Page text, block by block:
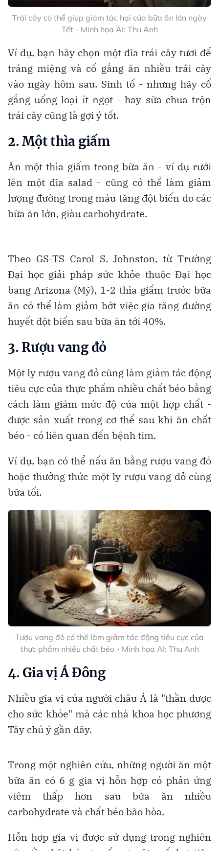
Trái cây có thể giúp giảm tác hại của bữa ăn lớn ngày
Tết - Minh họa AI: Thu Anh
Ví dụ, bạn hãy chọn một đĩa trái cây tươi để
tráng miệng và cố gắng ăn nhiều trái cây
vào ngày hôm sau. Sinh tố - nhưng hãy cố
gắng uống loại ít ngọt - hay sữa chua trộn
trái cây cũng là gợi ý tốt.
2. Một thìa giấm
Ăn một thìa giấm trong bữa ăn - ví dụ rưới
lên một đĩa salad - cũng có thể làm giảm
lượng đường trong máu tăng đột biến do các
bữa ăn lớn, giàu carbohydrate.
Theo GS-TS Carol S. Johnston, từ Trường
Đại học giải pháp sức khỏe thuộc Đại học
bang Arizona (Mỹ), 1-2 thìa giấm trước bữa
ăn có thể làm giảm bớt việc gia tăng đường
huyết đột biến sau bữa ăn tới 40%.
3. Rượu vang đỏ
Một ly rượu vang đỏ cũng làm giảm tác động
tiêu cực của thực phẩm nhiều chất béo bằng
cách làm giảm mức độ của một hợp chất -
được sản xuất trong cơ thể sau khi ăn chất
béo - có liên quan đến bệnh tim.
Ví dụ, bạn có thể nấu ăn bằng rượu vang đỏ
hoặc thưởng thức một ly rượu vang đỏ cùng
bữa tối.
Tượu vang đỏ có thể làm giảm tác động tiêu cực của
thực phẩm nhiều chất béo - Minh họa AI: Thu Anh
4. Gia vị Á Đông
Nhiều gia vị của người châu Á là "thần dược
cho sức khỏe" mà các nhà khoa học phương
Tây chú ý gần đây.
Trong một nghiên cứu, những người ăn một
bữa ăn có 6 g gia vị hỗn hợp có phản ứng
viêm thấp hơn sau bữa ăn nhiều
carbohydrate và chất béo bão hòa.
Hỗn hợp gia vị được sử dụng trong nghiên